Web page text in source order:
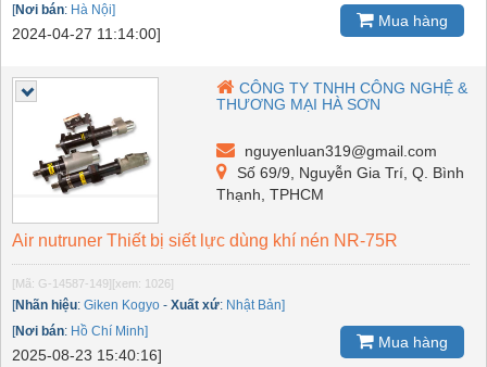
[Nơi bán: Hà Nội]
2024-04-27 11:14:00]
Mua hàng
CÔNG TY TNHH CÔNG NGHỆ &
THƯƠNG MẠI HÀ SƠN
nguyenluan319@gmail.com
Số 69/9, Nguyễn Gia Trí, Q. Bình
Thạnh, TPHCM
Air nutruner Thiết bị siết lực dùng khí nén NR-75R
[Mã: G-14587-149][xem: 1026]
[Nhãn hiệu: Giken Kogyo - Xuất xứ: Nhật Bản]
[Nơi bán: Hồ Chí Minh]
2025-08-23 15:40:16]
Mua hàng